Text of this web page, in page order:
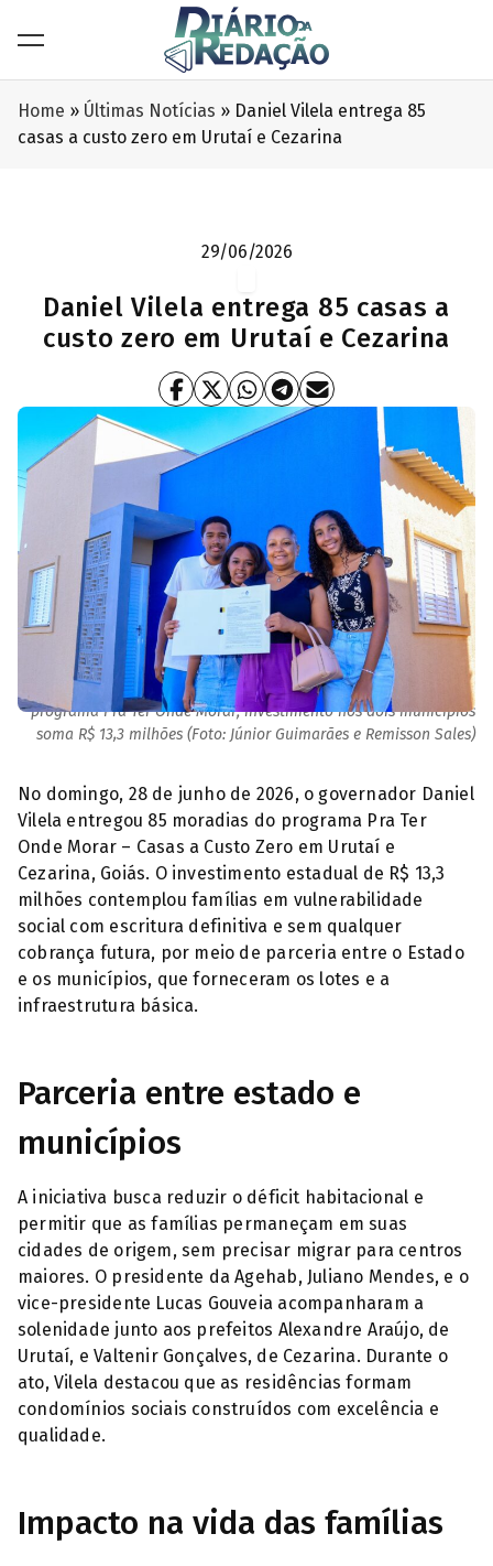
Home » Últimas Notícias » Daniel Vilela entrega 85
casas a custo zero em Urutaí e Cezarina
29/06/2026
Daniel Vilela entrega 85 casas a
custo zero em Urutaí e Cezarina
Novas moradias garantem fim do aluguel para beneficiados pelo
programa Pra Ter Onde Morar; investimento nos dois municípios
soma R$ 13,3 milhões (Foto: Júnior Guimarães e Remisson Sales)
No domingo, 28 de junho de 2026, o governador Daniel
Vilela entregou 85 moradias do programa Pra Ter
Onde Morar – Casas a Custo Zero em Urutaí e
Cezarina, Goiás. O investimento estadual de R$ 13,3
milhões contemplou famílias em vulnerabilidade
social com escritura definitiva e sem qualquer
cobrança futura, por meio de parceria entre o Estado
e os municípios, que forneceram os lotes e a
infraestrutura básica.
Parceria entre estado e
municípios
A iniciativa busca reduzir o déficit habitacional e
permitir que as famílias permaneçam em suas
cidades de origem, sem precisar migrar para centros
maiores. O presidente da Agehab, Juliano Mendes, e o
vice-presidente Lucas Gouveia acompanharam a
solenidade junto aos prefeitos Alexandre Araújo, de
Urutaí, e Valtenir Gonçalves, de Cezarina. Durante o
ato, Vilela destacou que as residências formam
condomínios sociais construídos com excelência e
qualidade.
Impacto na vida das famílias